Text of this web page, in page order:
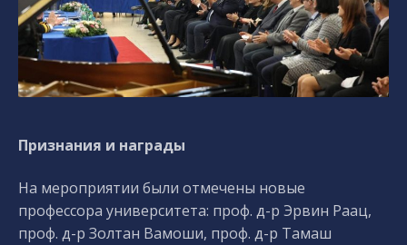
Признания и награды
На мероприятии были отмечены новые
профессора университета: проф. д-р Эрвин Раац,
проф. д-р Золтан Вамоши, проф. д-р Тамаш